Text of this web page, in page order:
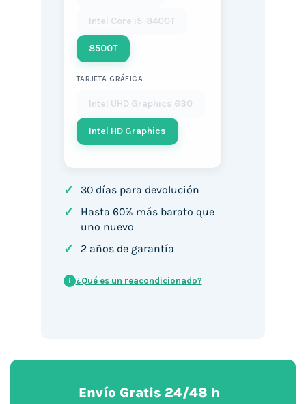
Intel Core i5-8400T
8500T
TARJETA GRÁFICA
Intel UHD Graphics 630
Intel HD Graphics
✓ 30 días para devolución
✓
Hasta 60% más barato que
uno nuevo
✓ 2 años de garantía
i ¿Qué es un reacondicionado?
Envío Gratis 24/48 h